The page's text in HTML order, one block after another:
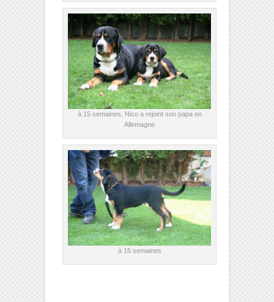
à 15 semaines, Nico a rejoint son papa en
Allemagne
à 15 semaines